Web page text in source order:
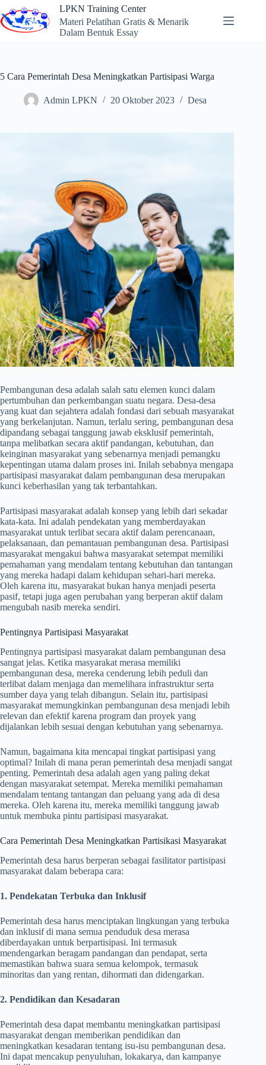
to
content
LPKN Training Center
Materi Pelatihan Gratis & Menarik
Dalam Bentuk Essay
5 Cara Pemerintah Desa Meningkatkan Partisipasi Warga
Admin LPKN 20 Oktober 2023 Desa
Pembangunan desa adalah salah satu elemen kunci dalam
pertumbuhan dan perkembangan suatu negara. Desa-desa
yang kuat dan sejahtera adalah fondasi dari sebuah masyarakat
yang berkelanjutan. Namun, terlalu sering, pembangunan desa
dipandang sebagai tanggung jawab eksklusif pemerintah,
tanpa melibatkan secara aktif pandangan, kebutuhan, dan
keinginan masyarakat yang sebenarnya menjadi pemangku
kepentingan utama dalam proses ini. Inilah sebabnya mengapa
partisipasi masyarakat dalam pembangunan desa merupakan
kunci keberhasilan yang tak terbantahkan.
Partisipasi masyarakat adalah konsep yang lebih dari sekadar
kata-kata. Ini adalah pendekatan yang memberdayakan
masyarakat untuk terlibat secara aktif dalam perencanaan,
pelaksanaan, dan pemantauan pembangunan desa. Partisipasi
masyarakat mengakui bahwa masyarakat setempat memiliki
pemahaman yang mendalam tentang kebutuhan dan tantangan
yang mereka hadapi dalam kehidupan sehari-hari mereka.
Oleh karena itu, masyarakat bukan hanya menjadi peserta
pasif, tetapi juga agen perubahan yang berperan aktif dalam
mengubah nasib mereka sendiri.
Pentingnya Partisipasi Masyarakat
Pentingnya partisipasi masyarakat dalam pembangunan desa
sangat jelas. Ketika masyarakat merasa memiliki
pembangunan desa, mereka cenderung lebih peduli dan
terlibat dalam menjaga dan memelihara infrastruktur serta
sumber daya yang telah dibangun. Selain itu, partisipasi
masyarakat memungkinkan pembangunan desa menjadi lebih
relevan dan efektif karena program dan proyek yang
dijalankan lebih sesuai dengan kebutuhan yang sebenarnya.
Namun, bagaimana kita mencapai tingkat partisipasi yang
optimal? Inilah di mana peran pemerintah desa menjadi sangat
penting. Pemerintah desa adalah agen yang paling dekat
dengan masyarakat setempat. Mereka memiliki pemahaman
mendalam tentang tantangan dan peluang yang ada di desa
mereka. Oleh karena itu, mereka memiliki tanggung jawab
untuk membuka pintu partisipasi masyarakat.
Cara Pemerintah Desa Meningkatkan Partisikasi Masyarakat
Pemerintah desa harus berperan sebagai fasilitator partisipasi
masyarakat dalam beberapa cara:
1. Pendekatan Terbuka dan Inklusif
Pemerintah desa harus menciptakan lingkungan yang terbuka
dan inklusif di mana semua penduduk desa merasa
diberdayakan untuk berpartisipasi. Ini termasuk
mendengarkan beragam pandangan dan pendapat, serta
memastikan bahwa suara semua kelompok, termasuk
minoritas dan yang rentan, dihormati dan didengarkan.
2. Pendidikan dan Kesadaran
Pemerintah desa dapat membantu meningkatkan partisipasi
masyarakat dengan memberikan pendidikan dan
meningkatkan kesadaran tentang isu-isu pembangunan desa.
Ini dapat mencakup penyuluhan, lokakarya, dan kampanye